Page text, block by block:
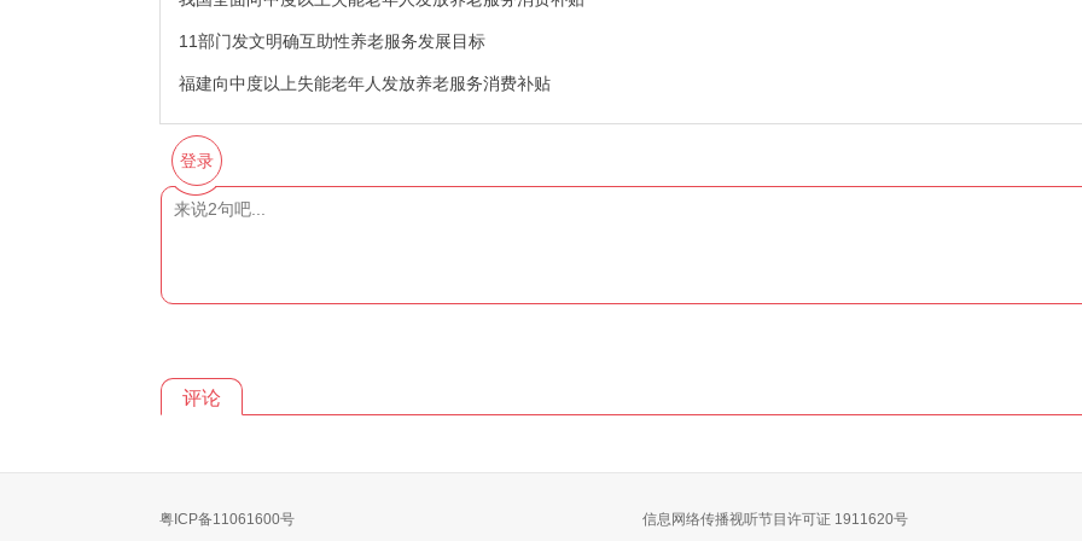
11部门发文明确互助性养老服务发展目标
福建向中度以上失能老年人发放养老服务消费补贴
登录
评论
粤ICP备11061600号 信息网络传播视听节目许可证 1911620号